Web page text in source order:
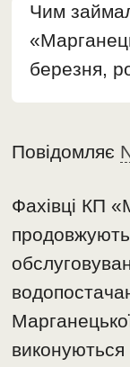
Чим
березня,
Повідомляє
Фахівці КП